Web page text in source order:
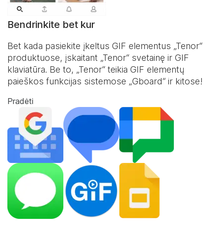
Bendrinkite bet kur
Bet kada pasiekite įkeltus GIF elementus „Tenor“
produktuose, įskaitant „Tenor“ svetainę ir GIF
klaviatūra. Be to, „Tenor“ teikia GIF elementų
paieškos funkcijas sistemose „Gboard“ ir kitose!
Pradėti